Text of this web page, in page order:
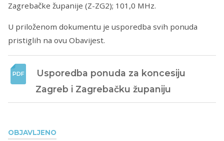
OBJAVLJENO
Zagrebačke županije (Z-ZG2); 101,0 MHz.
U priloženom dokumentu je usporedba svih ponuda
pristiglih na ovu Obavijest.
Usporedba ponuda za koncesiju
Zagreb i Zagrebačku županiju